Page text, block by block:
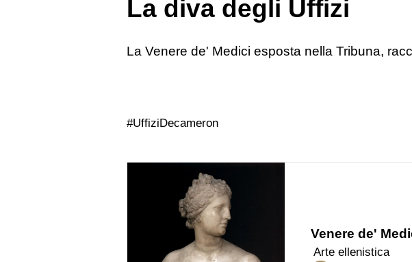
La diva degli Uffizi
La Venere de' Medici esposta nella Tribuna,
#UffiziDecameron
Venere de'
Arte ellenistica